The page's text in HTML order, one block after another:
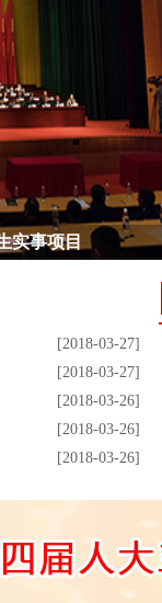
实事项目
[2018-03-27]
[2018-03-27]
[2018-03-26]
[2018-03-26]
[2018-03-26]